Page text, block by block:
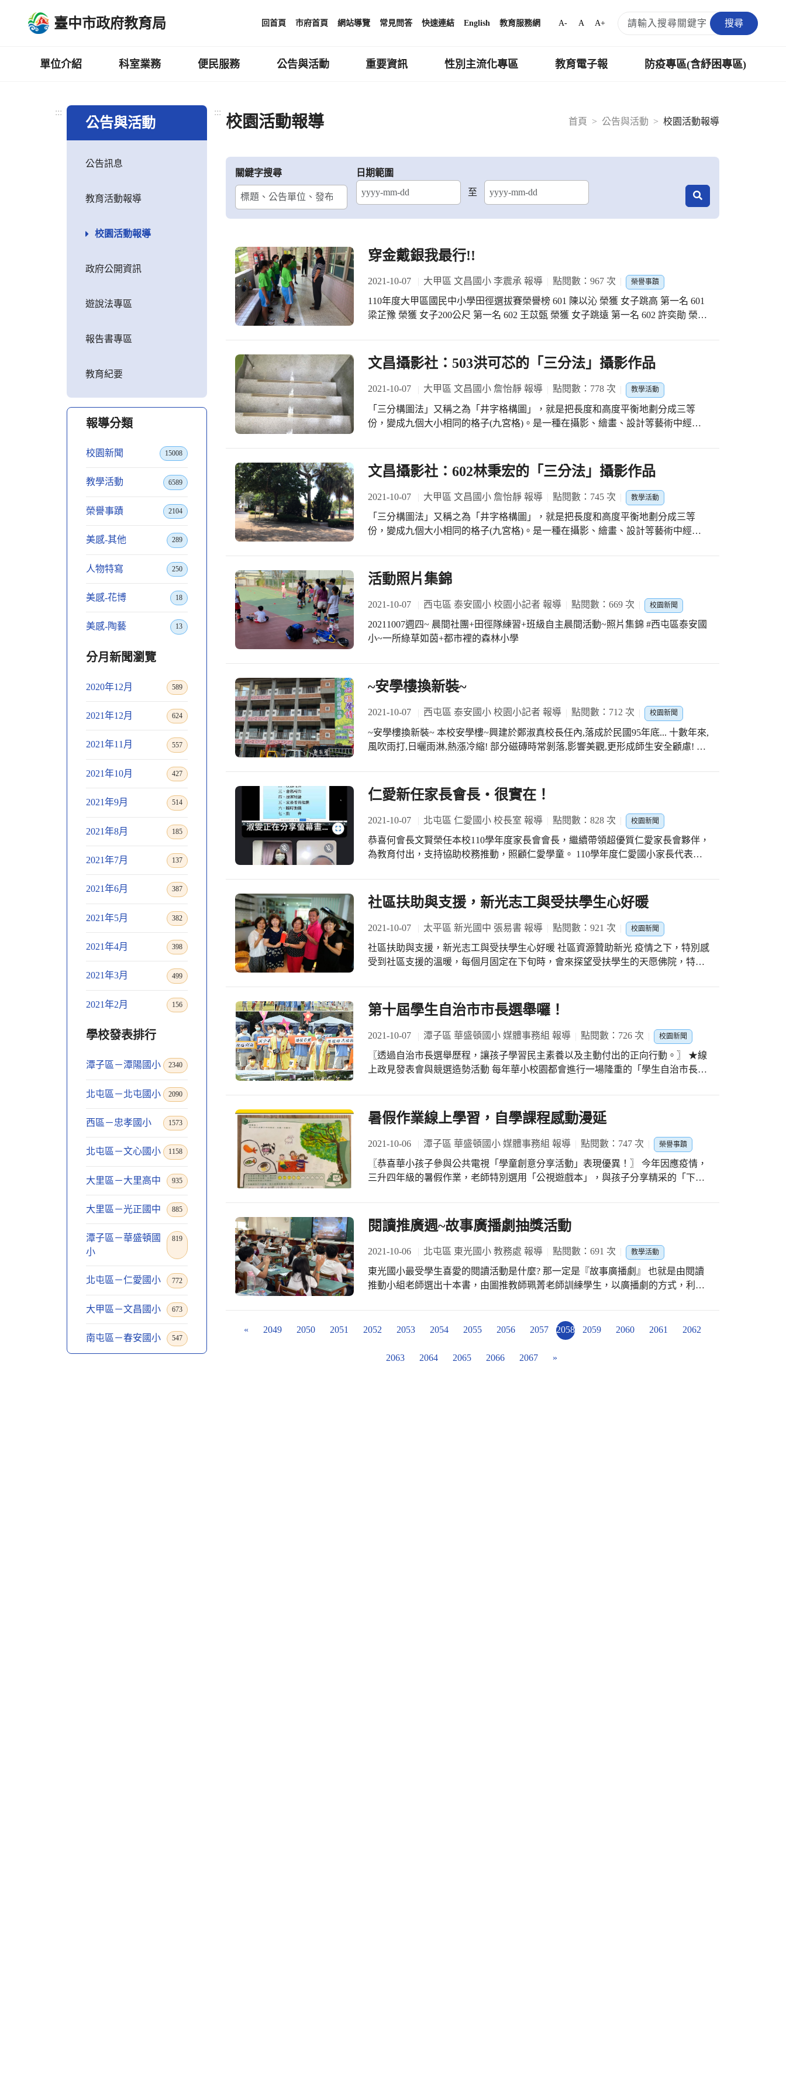
臺中市政府教育局 回首頁 市府首頁 網站導覽 常見問答 快速連結 English 教育服務網 A- A A+ 搜尋
單位介紹 科室業務 便民服務 公告與活動 重要資訊 性別主流化專區 教育電子報 防疫專區(含紓困專區)
:::
公告與活動
公告訊息
教育活動報導
校園活動報導
政府公開資訊
遊說法專區
報告書專區
教育紀要
報導分類
校園新聞 15008
教學活動 6589
榮譽事蹟 2104
美感-其他 289
人物特寫 250
美感-花博 18
美感-陶藝 13
分月新聞瀏覽
2020年12月 589
2021年12月 624
2021年11月 557
2021年10月 427
2021年9月 514
2021年8月 185
2021年7月 137
2021年6月 387
2021年5月 382
2021年4月 398
2021年3月 499
2021年2月 156
學校發表排行
潭子區－潭陽國小 2340
北屯區－北屯國小 2090
西區－忠孝國小 1573
北屯區－文心國小 1158
大里區－大里高中 935
大里區－光正國中 885
潭子區－華盛頓國
小
819
北屯區－仁愛國小 772
大甲區－文昌國小 673
南屯區－春安國小 547
:::
首頁
公告與活動 校園活動報導
校園活動報導
關鍵字搜尋
日期範圍
至
結束日期
穿金戴銀我最行!!
2021-10-07 大甲區 文昌國小 李震承 報導 點閱數：967 次 榮譽事蹟
110年度大甲區國民中小學田徑選拔賽榮譽榜 601 陳以沁 榮獲 女子跳高 第一名 601
梁芷豫 榮獲 女子200公尺 第一名 602 王苡甄 榮獲 女子跳遠 第一名 602 許奕勛 榮獲
騏 榮獲 男子跳遠 第二名 602 王苡甄 榮獲 女子100公尺 第四名 602 梁芷豫 榮獲 女子
100公尺 第五名 503 李岭育 榮獲 女子鉛球 第六名 502 邱宥瑄 榮獲 女子壘球 第六名
605 吳宗岳 榮獲 男子壘球 第六名 603 邱宥愷 榮獲 男子100公尺 第七名 504 蔡定橙
學田徑選拔賽於昨天10/5(二)開始，總共兩天的競賽，全區總共9所小學，爭奪田
賽：鉛球、壘球、跳高、跳遠及競賽：60公尺、100公尺、200公尺，跑、跳、擲的
獲得八面金牌、一面銀牌、一個第四名、一個第五名、三個第六名、兩個第七名、
發展及學校行政同仁、班級導師、科任老師的配合與協助訓練，此榮譽與全校師生
共享！
文昌攝影社：503洪可芯的「三分法」攝影作品
2021-10-07 大甲區 文昌國小 詹怡靜 報導 點閱數：778 次 教學活動
「三分構圖法」又稱之為「井字格構圖」，就是把長度和高度平衡地劃分成三等
份，變成九個大小相同的格子(九宮格)。是一種在攝影、繪畫、設計等藝術中經常
慢修正自己的攝影方式，攝影作品都越來越好了喔，孩子們的小小攝影魂悄悄萌芽
中。 . 一起來欣賞503洪可芯小朋友的「三分法」攝影作品。
文昌攝影社：602林秉宏的「三分法」攝影作品
2021-10-07 大甲區 文昌國小 詹怡靜 報導 點閱數：745 次 教學活動
「三分構圖法」又稱之為「井字格構圖」，就是把長度和高度平衡地劃分成三等
份，變成九個大小相同的格子(九宮格)。是一種在攝影、繪畫、設計等藝術中經常
慢修正自己的攝影方式，攝影作品都越來越好了喔，孩子們的小小攝影魂悄悄萌芽
中。 . 一起來欣賞602林秉宏小朋友的「三分法」攝影作品。
活動照片集錦
2021-10-07 西屯區 泰安國小 校園小記者 報導 點閱數：669 次 校園新聞
20211007週四~ 晨間社團+田徑隊練習+班級自主晨間活動~照片集錦 #西屯區泰安國
小~一所綠草如茵+都市裡的森林小學
~安學樓換新裝~
2021-10-07 西屯區 泰安國小 校園小記者 報導 點閱數：712 次 校園新聞
~安學樓換新裝~ 本校安學樓~興建於鄭淑真校長任內,落成於民國95年底... 十數年來,
風吹雨打,日曬雨淋,熱漲冷縮! 部分磁磚時常剝落,影響美觀,更形成師生安全顧慮! 聰
仁愛新任家長會長‧很實在！
2021-10-07 北屯區 仁愛國小 校長室 報導 點閱數：828 次 校園新聞
恭喜何會長文賢榮任本校110學年度家長會會長，繼續帶領超優質仁愛家長會夥伴，
為教育付出，支持協助校務推動，照顧仁愛學童。 110學年度仁愛國小家長代表大
手努力，匯集所有力量，讓仁愛更卓越、友善溫暖。 特別感謝紀會長文卿過去領導
家長會在教育工作的付出貢獻，支援協助仁愛40年校慶系列活動，親切平易近人，
用心經營會務，今榮卸會長職務，榮升輔導會長。感謝輔導會長李會長鳳秋榮卸輔
大小事勞累奔波，協助家長會各項事務及財務工作，讓會務順利推動，在此深深感
謝。 仁愛的孩子們有您們大家的關心、照顧與付出，真是幸福，您們的支持是學校
社區扶助與支援，新光志工與受扶學生心好暖
2021-10-07 太平區 新光國中 張易書 報導 點閱數：921 次 校園新聞
社區扶助與支援，新光志工與受扶學生心好暖 社區資源贊助新光 疫情之下，特別感
受到社區支援的溫暖，每個月固定在下旬時，會來探望受扶學生的天愿佛院，特地
新光國中愛心志工隊，除了例行的風吹雨打日曬交通組、搬動抬提餐車組、上架借
還整理圖書組、陪同談心鼓勵關懷組，都已經開始值勤外，志工隊還另外支援每天
的體溫量測、班親會、HPV疫苗、BNT疫苗…..一連串的支援活動，社區資源感謝
新光國中愛心志工隊對新光孩子的照顧，分別獲得三筆贊助隊務的經費，一位人士
不具名，另外兩位都是新光國中過去的家長會長，他們的孩子雖然已經畢業多年，
甚至有的已經大學了，但是仍然感謝愛心志工隊照顧新光的孩子，特地在學期初
新光校園中，注入良善的、好的循環。
第十屆學生自治市市長選舉囉！
2021-10-07 潭子區 華盛頓國小 媒體事務組 報導 點閱數：726 次 校園新聞
〖透過自治市長選舉歷程，讓孩子學習民主素養以及主動付出的正向行動。〗 ★線
上政見發表會與競選造勢活動 每年華小校園都會進行一場隆重的「學生自治市長」
候選人，同時組成了強大的競選團隊，每個孩子都使出了渾身解數，一起發想、組
織可行又吸引人的政見內容，同時透過錄影的方式，10/1(五)起線上強力放送宣傳，
期待可以爭取華小選民的支持和青睞；候選人們也把握晨跑及大下課時間努力拜
票、宣傳造勢，在校園裡與全校師生面對面互動，希望可以讓更多人知道自己的競
選理念。 一場充滿創意與無限活力的民主選舉過程，就在華小校園中熱鬧進行中。
10/19-10/20班級投票及開票後，就能選出華小最新自治市長了。敬請持續追蹤並且
暑假作業線上學習，自學課程感動漫延
2021-10-06 潭子區 華盛頓國小 媒體事務組 報導 點閱數：747 次 榮譽事蹟
〖恭喜華小孩子參與公共電視「學童創意分享活動」表現優異！〗 今年因應疫情，
三升四年級的暑假作業，老師特別選用「公視遊戲本」，與孩子分享精采的「下課
異，作品展示在公共電視官網上，另外還幸運抽中精美獎品呢！讓我們一起來分享
孩子精采的作品吧！
閱讀推廣週~故事廣播劇抽獎活動
2021-10-06 北屯區 東光國小 教務處 報導 點閱數：691 次 教學活動
東光國小最受學生喜愛的閱讀活動是什麼? 那一定是『故事廣播劇』 也就是由閱讀
推動小組老師選出十本書，由圖推教師珮菁老師訓練學生，以廣播劇的方式，利用
到圖書室去借閱故事本，從書中去尋找答案喔!為了鼓勵學生找答案，珮菁老師特別
設計有獎徵答的活動，讓孩子填寫答案，並做抽獎，這可是這活動的高潮喔! 上學期
因疫情關係停課，這項活動就無法進行，為了讓學生能繼續認真地看完這十本故事
« 2049 2050 2051 2052 2053 2054 2055 2056 2057 2058 2059 2060 2061 2062
2063 2064 2065 2066 2067 »